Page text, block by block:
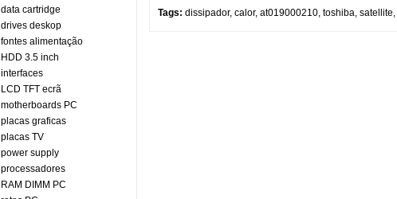
data cartridge
drives deskop
fontes alimentação
HDD 3.5 inch
interfaces
LCD TFT ecrã
motherboards PC
placas graficas
placas TV
power supply
processadores
RAM DIMM PC
Tags: dissipador, calor, at019000210, toshiba, satellite,